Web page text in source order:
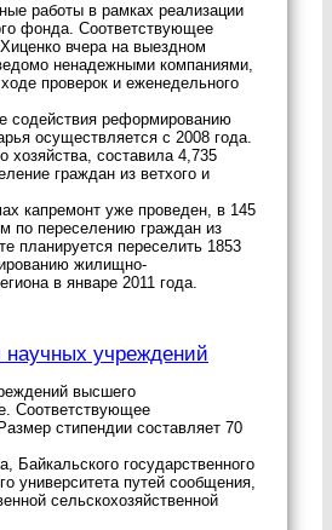
работы в рамках реализации
фонда. Соответствующее
вчера на выездном
ненадежными компаниями,
проверок и еженедельного
содействия реформированию
осуществляется с 2008 года.
составила 4,735
граждан из ветхого и
капремонт уже проведен, в 145
по переселению граждан из
планируется переселить 1853
жилищно-
в январе 2011 года.
научных учреждений
высшего
Соответствующее
стипендии составляет 70
Байкальского государственного
университета путей сообщения,
сельскохозяйственной